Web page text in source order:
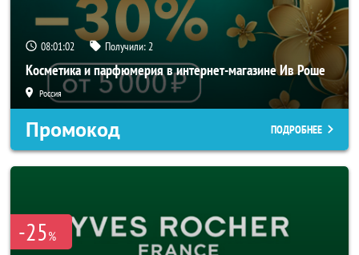
08:01:00 Получили:2
Косметика и парфюмерия в интернет-магазине Ив Роше
Россия
Промокод ПОДРОБНЕЕ
-25%